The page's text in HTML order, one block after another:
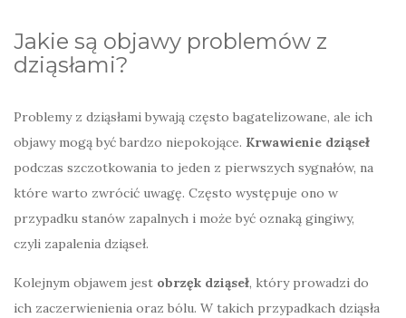
Jakie są objawy problemów z
dziąsłami?
Problemy z dziąsłami bywają często bagatelizowane, ale ich
objawy mogą być bardzo niepokojące. Krwawienie dziąseł
podczas szczotkowania to jeden z pierwszych sygnałów, na
które warto zwrócić uwagę. Często występuje ono w
przypadku stanów zapalnych i może być oznaką gingiwy,
czyli zapalenia dziąseł.
Kolejnym objawem jest obrzęk dziąseł, który prowadzi do
ich zaczerwienienia oraz bólu. W takich przypadkach dziąsła